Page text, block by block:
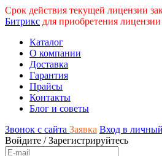
Срок действия текущей лицензии
Битрикс для приобретения
Каталог
О компании
Доставка
Гарантия
Прайсы
Контакты
Блог и советы
Звонок с сайта Заявка Вход в
Войдите /Зарегистрируйтесь